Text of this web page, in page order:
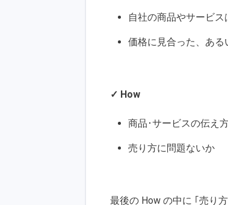
自社の商品やサービ
価格に見合った、あ
✓ How
商品･サービスの伝え
売り方に問題ないか
最後の How の中に ｢売り